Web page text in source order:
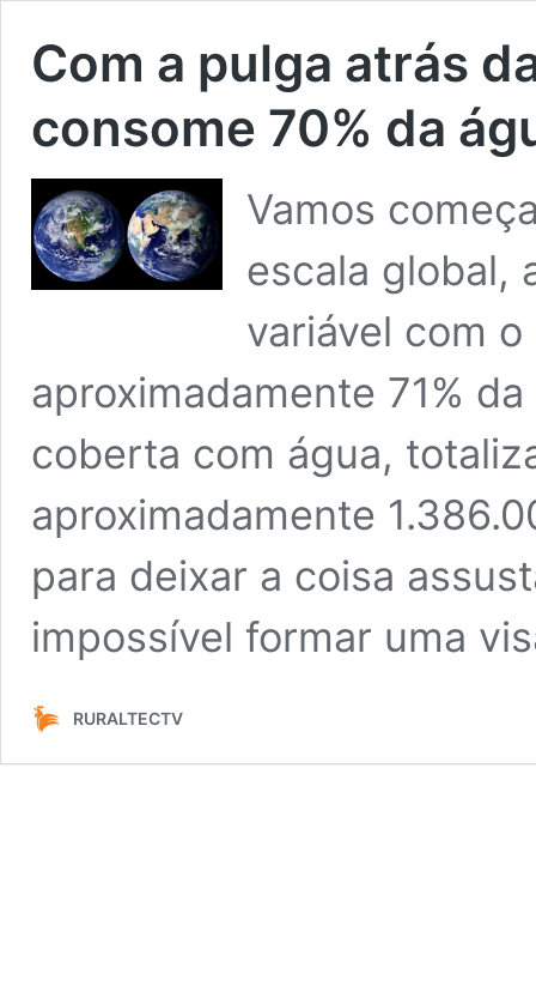
Com a pulga atrás
consome 70% da
Vamos
escala global,
variável com
aproximadamente 71%
coberta com água,
aproximadamente
para deixar a coisa
impossível formar uma
RURALTECTV